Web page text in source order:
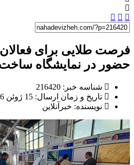
فرصت طلایی برای
حضور در نمایشگاه
شناسه خبر: 216420
تاریخ و زمان ارسال: 15 ژوئن 2026 ساعت 13:57
نویسنده: خبرآنلاین